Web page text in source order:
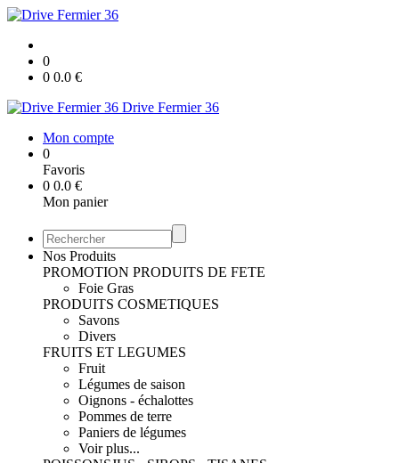
0
0 0.0 €
Drive Fermier 36
Mon compte
0
Favoris
0 0.0 €
Mon panier
Nos Produits
PROMOTION PRODUITS DE FETE
Foie Gras
PRODUITS COSMETIQUES
Savons
Divers
FRUITS ET LEGUMES
Fruit
Légumes de saison
Oignons - échalottes
Pommes de terre
Paniers de légumes
Voir plus...